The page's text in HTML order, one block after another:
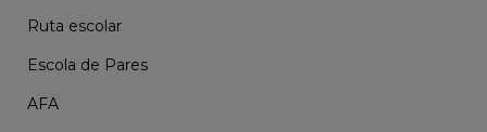
Ruta escolar
Escola de Pares
AFA